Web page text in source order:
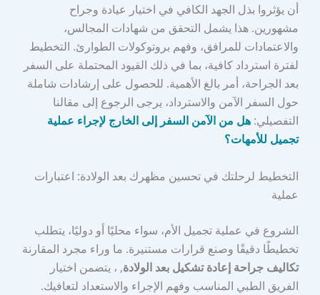
أن يؤثروا بذل الجهد الكافي في اختيار عيادة وجراح
مشهورين. هذا يشمل التحقق من شهادات المجالس،
والاعتمادات للمرافق، وفهم بروتوكولات الطوارئ. التخطيط
لفترة استرداد كافية، بما في ذلك القيود المحتملة على السفر
بعد الجراحة، أمر بالغ الأهمية. للحصول على إرشادات شاملة
حول السفر الآمن والاسترداد، يرجى الرجوع إلى مقالنا
التفصيلي:هل من الآمن السفر إلى الخارج لإجراء عملية
تجميل للأمهات؟
التخطيط لرحلتك في تحسين مظهرك بعد الولادة: اعتبارات
عملية
الشروع في عملية تجميل الأم، سواء محليًا أو دوليًا، يتطلب
تخطيطًا دقيقًا وصنع قرارات مستنيرة. ما وراء مجرد المقارنة
تكاليف جراحة إعادة تشكيل بعد الولادة, ، يتضمن اختيار
الفريق الطبي المناسب وفهم الإجراء والاستعداد لتعافيك.